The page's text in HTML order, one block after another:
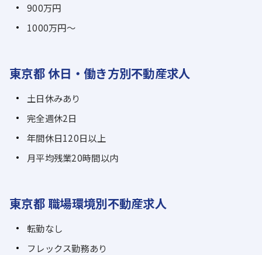
900万円
1000万円～
東京都 休日・働き方別不動産求人
土日休みあり
完全週休2日
年間休日120日以上
月平均残業20時間以内
東京都 職場環境別不動産求人
転勤なし
フレックス勤務あり